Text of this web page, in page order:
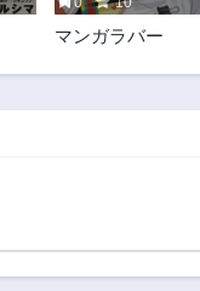
マンガラバー